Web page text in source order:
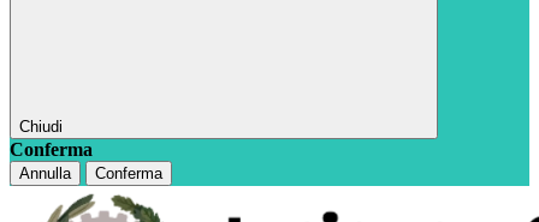
Chiudi
Conferma
Annulla Conferma